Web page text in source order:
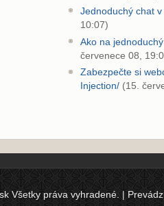
Jednoduchý chat v
10:07)
Ako na
červenece 08,
Zabezpečte si
Injection/(15.
Všetky práva vyhradené. |